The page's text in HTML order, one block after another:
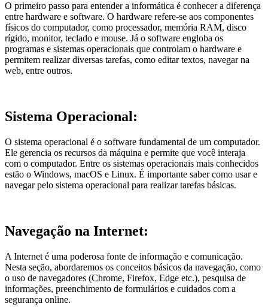
O primeiro passo para entender a informática é conhecer a diferença
entre hardware e software. O hardware refere-se aos componentes
físicos do computador, como processador, memória RAM, disco
rígido, monitor, teclado e mouse. Já o software engloba os
programas e sistemas operacionais que controlam o hardware e
permitem realizar diversas tarefas, como editar textos, navegar na
web, entre outros.
Sistema Operacional:
O sistema operacional é o software fundamental de um computador.
Ele gerencia os recursos da máquina e permite que você interaja
com o computador. Entre os sistemas operacionais mais conhecidos
estão o Windows, macOS e Linux. É importante saber como usar e
navegar pelo sistema operacional para realizar tarefas básicas.
Navegação na Internet:
A Internet é uma poderosa fonte de informação e comunicação.
Nesta seção, abordaremos os conceitos básicos da navegação, como
o uso de navegadores (Chrome, Firefox, Edge etc.), pesquisa de
informações, preenchimento de formulários e cuidados com a
segurança online.